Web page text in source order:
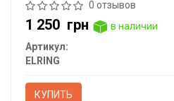
0 отзывов
1 250 грн
в наличии
Артикул:
ELRING
КУПИТЬ